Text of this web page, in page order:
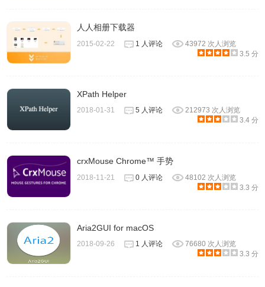
人人相册下载器
2015-02-22 1 人评论
43972 次人浏览
3.5 分
XPath Helper
2018-01-31 5 人评论
212973 次人浏览
3.4 分
crxMouse Chrome™ 手势
2018-11-21 0 人评论
48102 次人浏览
3.3 分
Aria2GUI for macOS
2018-09-26 1 人评论
76680 次人浏览
3.3 分